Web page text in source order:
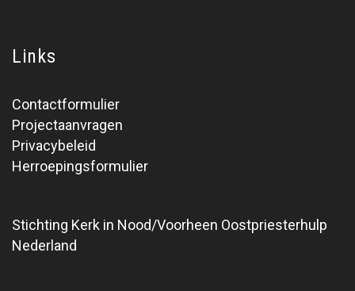
Links
Contactformulier
Projectaanvragen
Privacybeleid
Herroepingsformulier
Stichting Kerk in Nood/Voorheen Oostpriesterhulp
Nederland